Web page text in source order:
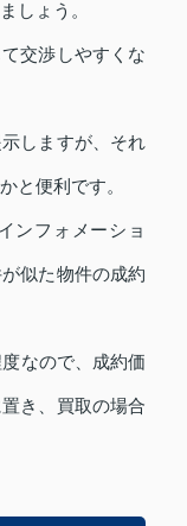
しょう。
交渉しやすくな
しますが、それ
と便利です。
ンフォメーショ
似た物件の成約
なので、成約価
き、買取の場合